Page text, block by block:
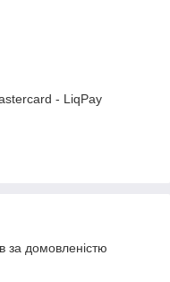
- LiqPay
за домовленістю